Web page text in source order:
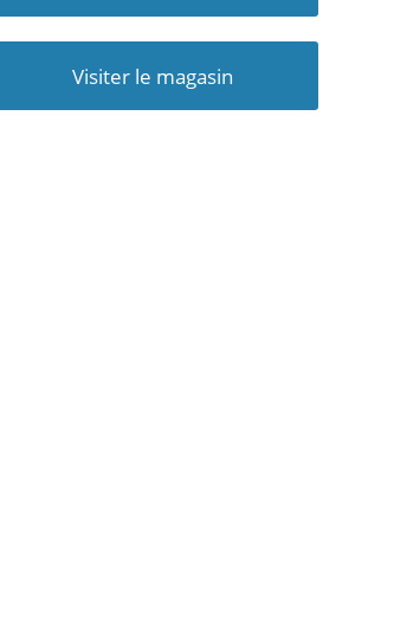
Visiter le magasin